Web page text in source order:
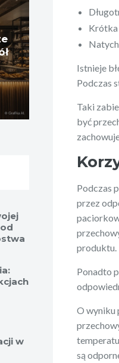
Krótka
Istnieje
Podczas
Taki
być
Podczas
przez
produktu.
Ponadto
O wyniku
są
w